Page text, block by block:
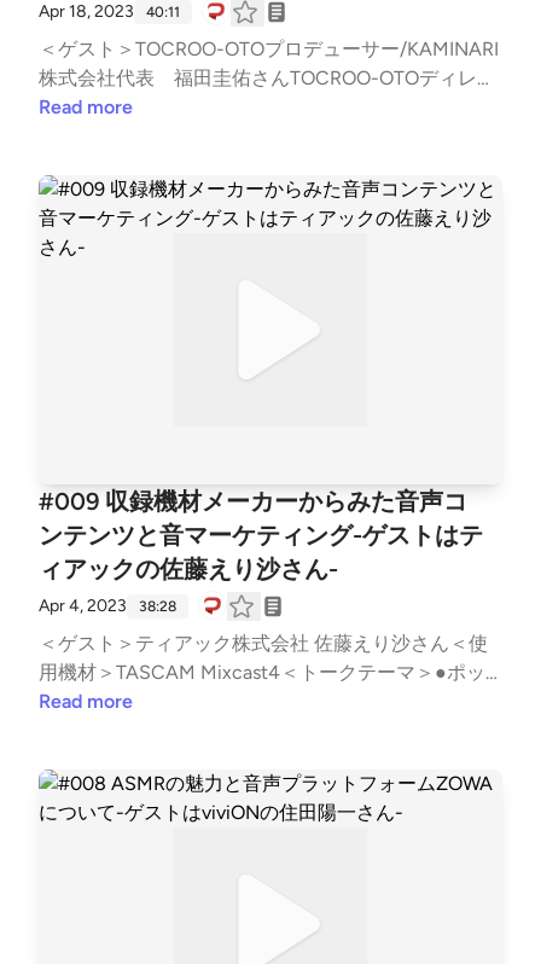
Apr 18, 2023 40:11
＜ゲスト＞TOCROO-OTOプロデューサー/KAMINARI
株式会社代表 福田圭佑さんTOCROO-OTOディレク
ター/サウンドクリエイター 金子勲さん＜TOCROO-
ュニティー・Clubuhouseでの体験・配信とコミュニ
ティーの一体化・垣根の突破・TOCROO-OTOの強
み・技術交換やコラボなど横のつながり・音声クリエ
ィの構造・ベテランクリエイターと若手クリエイター
の交流の機会・クリエイターの孤独と仲間づくり・若
リエイターの紹介ページ・制作の依頼方法・コンペ形
式のコンテンツ制作●TOCROO-OTOの展望と音声コ
ンテンツの未来(23:14)・Vtuberを使用したコンテン
ツ展開・ラジオライクなPodcast番組制作・Twitter S
paceを利用したクリエイターミーティング・プラッ
トフォームの展望・音声コンテンツの魅力・音声の未
来●神回(33:44)「赤坂泰彦のミリオンナイ」「子ども
科学電話相談」＜Twitterハッシュタグ＞#ミミヨリ＜
音マーケティング (note)＞https://note.com/d2cradm
d California Privacy Notice at https://art19.com/privac
y#do-not-sell-my-info.
Read more
#009 収録機材メーカーからみた音声コ
ンテンツと音マーケティング-ゲストはテ
ィアックの佐藤えり沙さん-
Apr 4, 2023 38:28
＜ゲスト＞ティアック株式会社 佐藤えり沙さん＜使
用機材＞TASCAM Mixcast4＜トークテーマ＞●ポッ
ドキャストをスタートするのに機材が重要な理由(3:2
こと・ガベッジイン・ガベッジアウト・個人で機材を
所有する人の増加・コンテンツの音質が良くなるとエ
ツ市場の違い・アメリカと運転文化・地域コミュニテ
Read more